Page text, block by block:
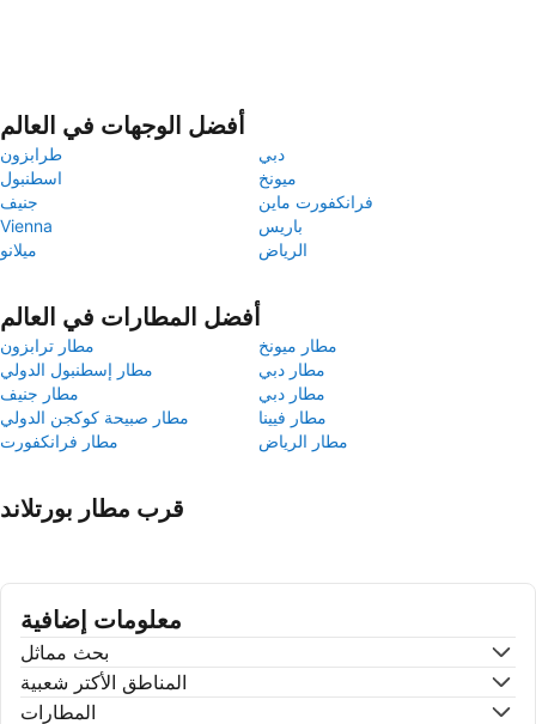
أفضل الوجهات في العالم
طرابزون
دبي
اسطنبول
ميونخ
جنيف
فرانكفورت ماين
Vienna
باريس
ميلانو
الرياض
أفضل المطارات في العالم
مطار ترابزون
مطار ميونخ
مطار إسطنبول الدولي
مطار دبي
مطار جنيف
مطار دبي
مطار صبيحة كوكجن الدولي
مطار فيينا
مطار فرانكفورت
مطار الرياض
قرب مطار بورتلاند
معلومات إضافية
بحث مماثل
المناطق الأكتر شعبية
المطارات